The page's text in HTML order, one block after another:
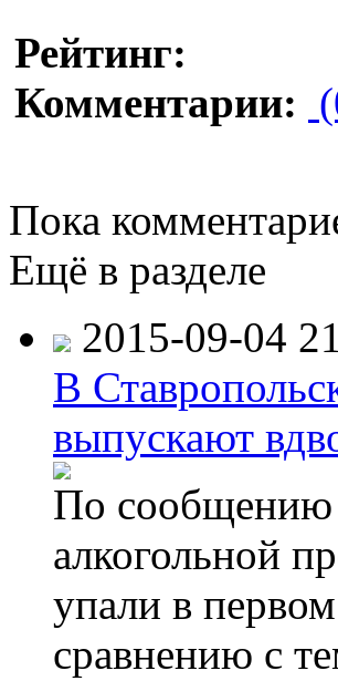
Рейтинг:
Комментарии:
Пока
Ещё в разделе
2015-09-04
В
выпускают
По сообщению
алкогольной
упали в
сравнению с